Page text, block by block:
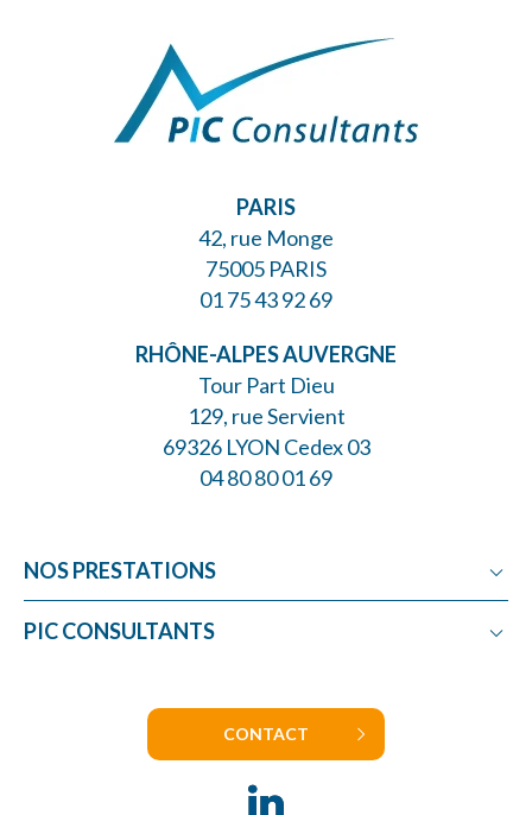
PARIS
42, rue Monge
75005 PARIS
01 75 43 92 69
RHÔNE-ALPES AUVERGNE
Tour Part Dieu
129, rue Servient
69326 LYON Cedex 03
04 80 80 01 69
NOS PRESTATIONS
Crédit Impôt Recherche
Crédit Impôt Textile
Subvention Recherche
Jeune Entreprise Innovante
PIC CONSULTANTS
Nos engagements
CONTACT